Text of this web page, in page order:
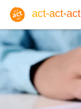
act-act-act
Anmelden